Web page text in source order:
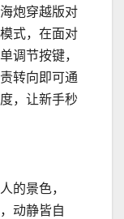
炮穿越版对
式，在面对
调节按键，
转向即可通
，让新手秒
的景色，
动静皆自